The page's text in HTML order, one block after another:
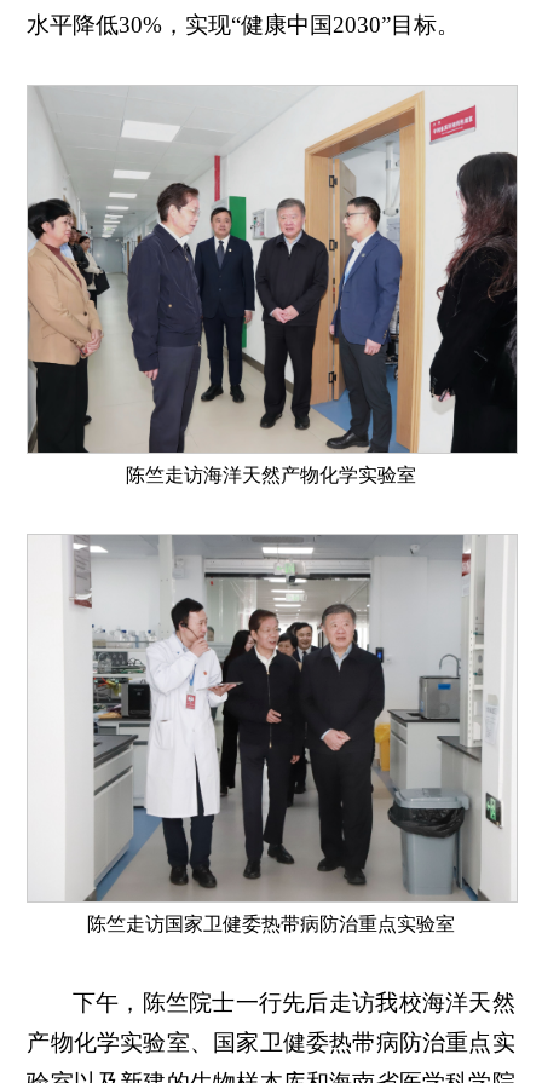
水平降低30%，实现“健康中国2030”目标。
陈竺走访海洋天然产物化学实验室
陈竺走访国家卫健委热带病防治重点实验室
下午，陈竺院士一行先后走访我校海洋天然
产物化学实验室、国家卫健委热带病防治重点实